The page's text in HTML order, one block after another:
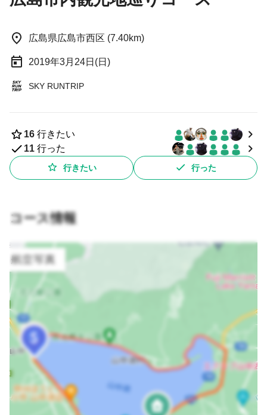
広島県広島市西区 (7.40km)
2019年3月24日(日)
SKY RUNTRIP
16 行きたい
11 行った
行きたい 行った
コース情報